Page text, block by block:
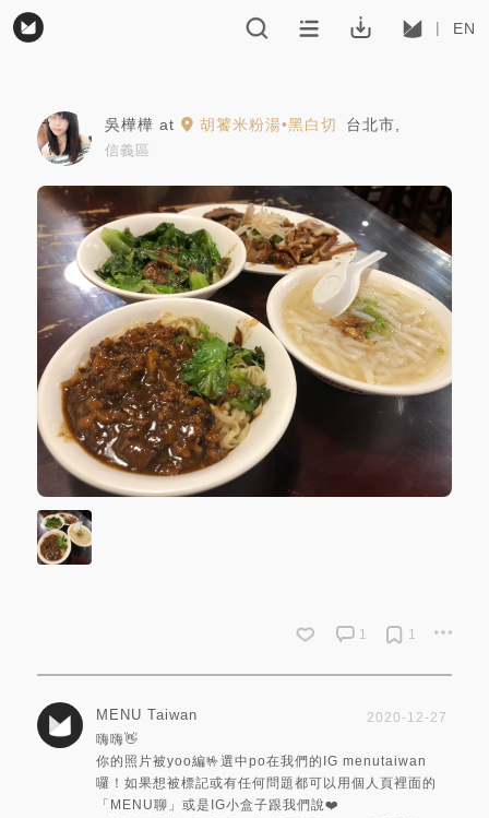
EN
吳樺樺 at 胡饕米粉湯•黑白切 台北市
信義區
1 1
MENU Taiwan
2020-12-27
嗨嗨👋
你的照片被yoo編🤟選中po在我們的IG menutaiwan
囉！如果想被標記或有任何問題都可以用個人頁裡面的
「MENU聊」或是IG小盒子跟我們說❤️